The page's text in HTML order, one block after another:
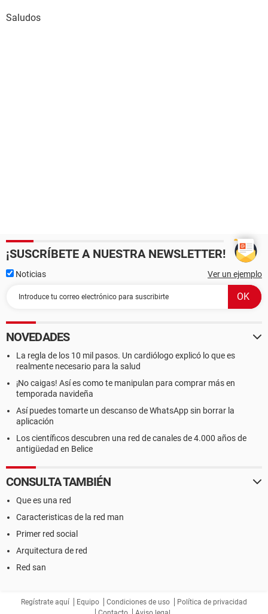
Saludos
¡SUSCRÍBETE A NUESTRA NEWSLETTER!
Noticias Ver un ejemplo
NOVEDADES
La regla de los 10 mil pasos. Un cardiólogo explicó lo que es
realmente necesario para la salud
¡No caigas! Así es como te manipulan para comprar más en
temporada navideña
Así puedes tomarte un descanso de WhatsApp sin borrar la
aplicación
Los científicos descubren una red de canales de 4.000 años de
antigüedad en Belice
CONSULTA TAMBIÉN
Que es una red
Caracteristicas de la red man
Primer red social
Arquitectura de red
Red san
Regístrate aquí Equipo Condiciones de uso
Política de privacidad